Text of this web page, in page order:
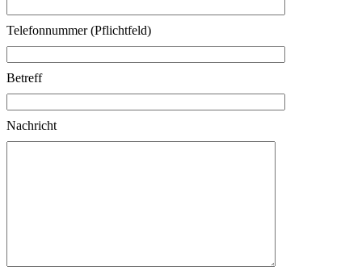
Telefonnummer (Pflichtfeld)
Betreff
Nachricht